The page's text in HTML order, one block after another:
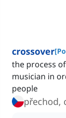
crossover[
the process
musician in
people
přechod,